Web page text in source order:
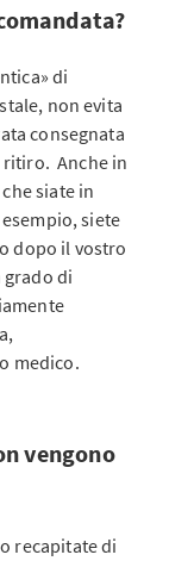
di
non evita
consegnata
Anche in
siate in
siete
dopo il vostro
di
medico.
vengono
recapitate di